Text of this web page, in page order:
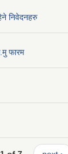
निवेदनहरु
फारम